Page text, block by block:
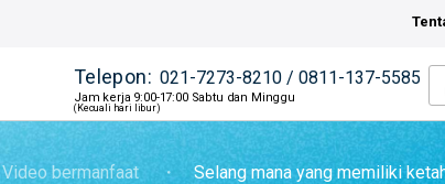
Telepon: 021-7273-8210 / 0811-137-5585
Jam kerja 9:00-17:00 Sabtu dan Minggu
(Kecuali hari libur)
Video bermanfaat ・ Selang mana yang memiliki